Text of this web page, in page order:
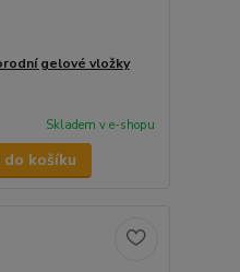
gelové vložky
Skladem v e-shopu
košíku